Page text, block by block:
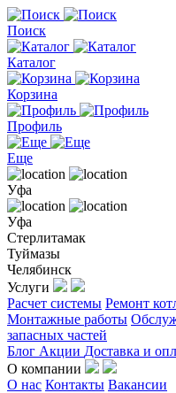
Поиск
Каталог
Корзина
Профиль
Еще
Уфа
Уфа
Стерлитамак
Туймазы
Челябинск
Услуги
Расчет системы Ремонт
Монтажные работы
запасных частей
Блог Акции Доставка и
О компании
О нас Контакты Вакансии